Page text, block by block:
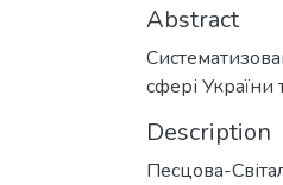
Abstract
сфері України
Description
Песцова-